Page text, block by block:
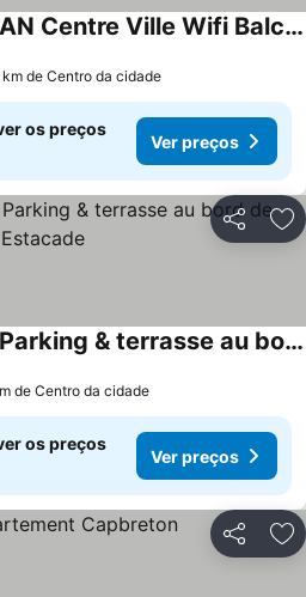
Appartement ST JEAN Centre Ville Wifi Balcon Parking
de Centro da cidade
os preços
Ver preços
Partilhar
Atlantic Selection - Parking & terrasse au bord de l'Estacade
de Centro da cidade
os preços
Ver preços
Partilhar